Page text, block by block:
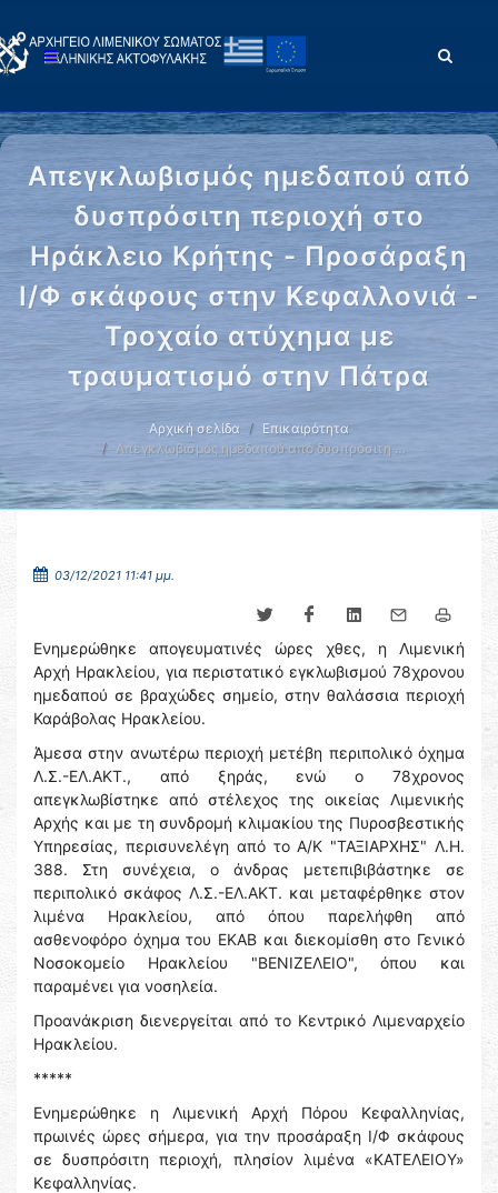
Απεγκλωβισμός ημεδαπού από
δυσπρόσιτη περιοχή στο
Ηράκλειο Κρήτης - Προσάραξη
Ι/Φ σκάφους στην Κεφαλλονιά -
Τροχαίο ατύχημα με
τραυματισμό στην Πάτρα
Αρχική σελίδα
Επικαιρότητα
Απεγκλωβισμός ημεδαπού από δυσπρόσιτη …
03/12/2021 11:41 μμ.
Ενημερώθηκε απογευματινές ώρες χθες, η Λιμενική
Αρχή Ηρακλείου, για περιστατικό εγκλωβισμού 78χρονου
ημεδαπού σε βραχώδες σημείο, στην θαλάσσια περιοχή
Καράβολας Ηρακλείου.
Άμεσα στην ανωτέρω περιοχή μετέβη περιπολικό όχημα
Λ.Σ.-ΕΛ.ΑΚΤ., από ξηράς, ενώ ο 78χρονος
απεγκλωβίστηκε από στέλεχος της οικείας Λιμενικής
Αρχής και με τη συνδρομή κλιμακίου της Πυροσβεστικής
Υπηρεσίας, περισυνελέγη από το Α/Κ "ΤΑΞΙΑΡΧΗΣ" Λ.Η.
388. Στη συνέχεια, ο άνδρας μετεπιβιβάστηκε σε
περιπολικό σκάφος Λ.Σ.-ΕΛ.ΑΚΤ. και μεταφέρθηκε στον
λιμένα Ηρακλείου, από όπου παρελήφθη από
ασθενοφόρο όχημα του ΕΚΑΒ και διεκομίσθη στο Γενικό
Νοσοκομείο Ηρακλείου "ΒΕΝΙΖΕΛΕΙΟ", όπου και
παραμένει για νοσηλεία.
Προανάκριση διενεργείται από το Κεντρικό Λιμεναρχείο
Ηρακλείου.
*****
Ενημερώθηκε η Λιμενική Αρχή Πόρου Κεφαλληνίας,
πρωινές ώρες σήμερα, για την προσάραξη Ι/Φ σκάφους
σε δυσπρόσιτη περιοχή, πλησίον λιμένα «ΚΑΤΕΛΕΙΟΥ»
Κεφαλληνίας.